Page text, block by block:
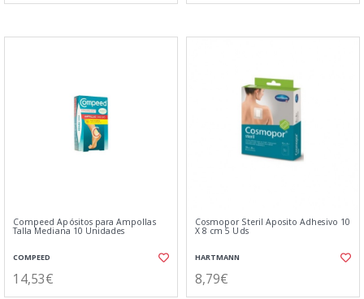
Compeed Apósitos para Ampollas
Talla Mediana 10 Unidades
COMPEED
14,53€
Cosmopor Steril Aposito Adhesivo 10
X 8 cm 5 Uds
HARTMANN
8,79€